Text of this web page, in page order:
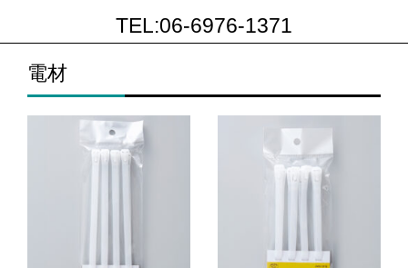
TEL:06-6976-1371
電材